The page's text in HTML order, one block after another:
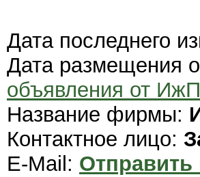
Дата последнего
Дата размещения
объявления от
Название фирмы:
Контактное лицо:
E-Mail: